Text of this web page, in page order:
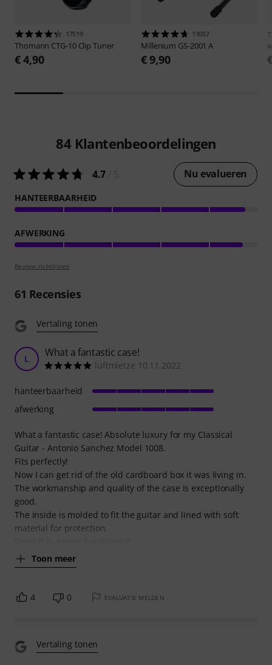
17519
Thomann CTG-10 Clip Tuner
€ 4,90
11057
Millenium GS-2001 A
€ 9,90
84 Klantenbeoordelingen
4.7 Nu evalueren
HANTEERBAARHEID
AFWERKING
Review richtlijnen
61 Recensies
Vertaling tonen
L What a fantastic case!
luftmietze 10.11.2022
What a fantastic case! Absolute luxury for my Classical
Guitar - Antonio Sanchez Model 1008.
Fits perfectly!
Now I can get rid of the old cardboard box it was living in.
The workmanship and quality of the case is exceptionally
good.
The inside is molded to fit the guitar and lined with soft
material for protection.
Toon meer
hanteerbaarheid
afwerking
4 0 EVALUATIE MELDEN
Vertaling tonen